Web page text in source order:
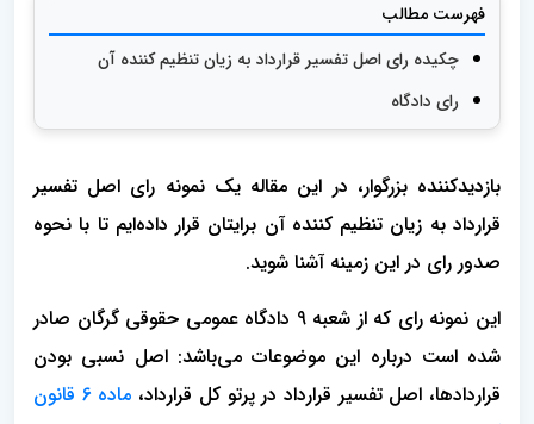
فهرست مطالب
چکیده رای اصل تفسیر قرارداد به زیان تنظیم کننده آن
رای دادگاه
بازدیدکننده بزرگوار، در این مقاله یک نمونه رای اصل تفسیر
قرارداد به زیان تنظیم کننده آن برایتان قرار داده‌ایم تا با نحوه
صدور رای در این زمینه آشنا شوید.
این نمونه رای که از شعبه 9 دادگاه عمومی حقوقی گرگان صادر
شده است درباره این موضوعات می‌باشد: اصل نسبی بودن
قراردادها، اصل تفسیر قرارداد در پرتو کل قرارداد،
ماده 6 قانون